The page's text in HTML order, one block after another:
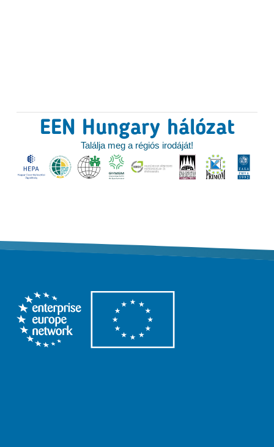
EEN Hungary hálózat
Találja meg a régiós irodáját!